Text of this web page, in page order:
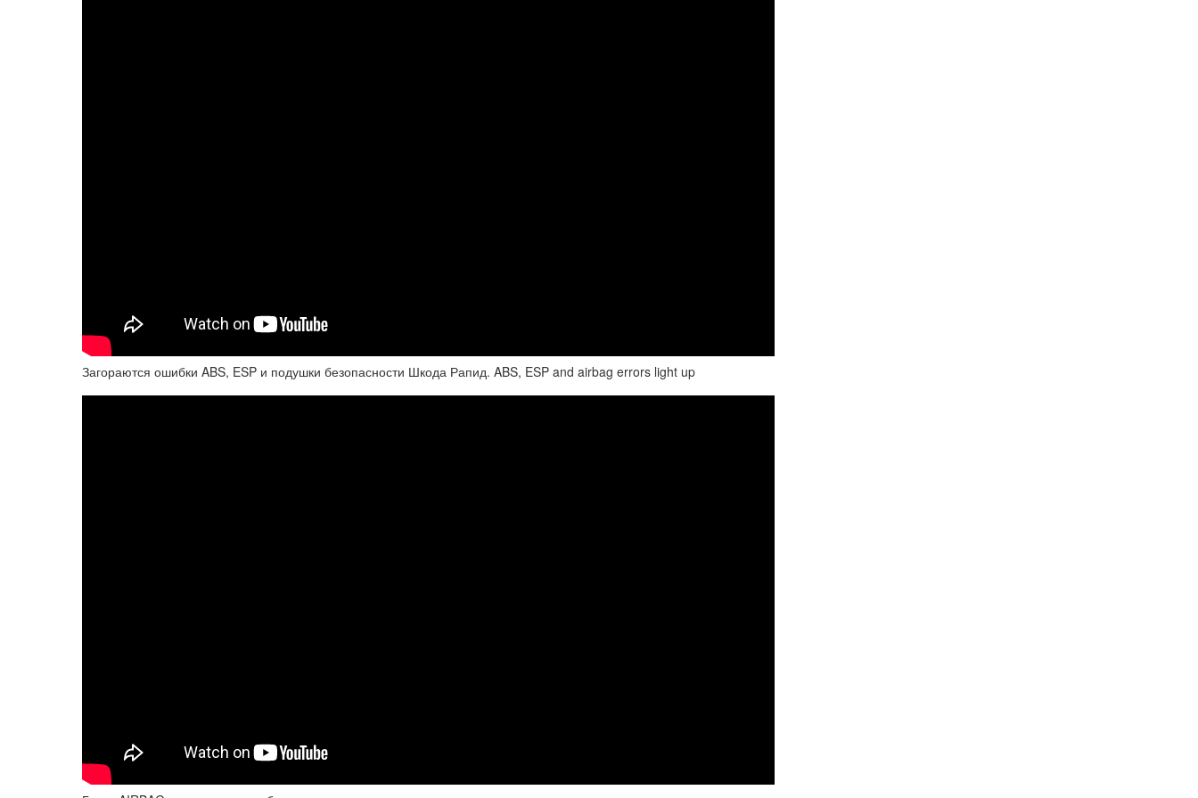
Загораются ошибки ABS, ESP и подушки безопасности Шкода Рапид. ABS, ESP and airbag errors light up